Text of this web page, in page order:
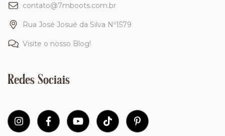
contato@7mboots.com.br
Rua José Josué da Silva Nº1579
Visite o nosso Blog!
Redes Sociais